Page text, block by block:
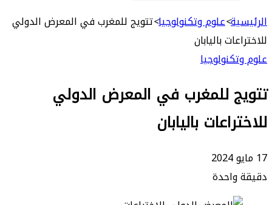
>علوم وتكنولوجيا>تتويج للمغرب في المعرض الدولي
باليابان
للمغرب في المعرض الدولي
باليابان